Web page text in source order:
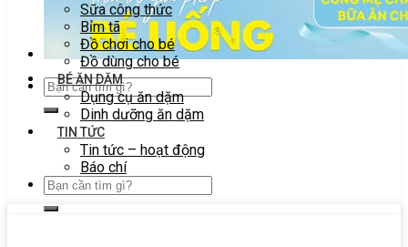
Sữa công thức
Bỉm tã
Đồ chơi cho bé
Đồ dùng cho bé
BÉ ĂN DẶM
Dụng cụ ăn dặm
Dinh dưỡng ăn dặm
TIN TỨC
Tin tức – hoạt động
Báo chí